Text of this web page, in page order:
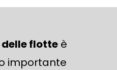
flotteè
importante